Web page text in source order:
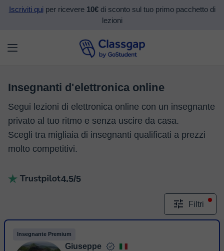
Iscriviti quiper ricevere 10€di sconto sul tuo primo pacchetto di
lezioni
Insegnanti d'elettronica online
Segui lezioni di elettronica online con un insegnante
privato al tuo ritmo e senza uscire da casa.
Scegli tra migliaia di insegnanti qualificati a prezzi
molto competitivi.
4.5/5
Filtri
Insegnante Premium
Giuseppe